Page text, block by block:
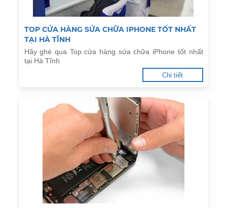
TOP CỬA HÀNG SỬA CHỮA IPHONE TỐT NHẤT
TẠI HÀ TĨNH
Hãy ghé qua Top cửa hàng sửa chữa iPhone tốt nhất
tại Hà Tĩnh
Chi tiết